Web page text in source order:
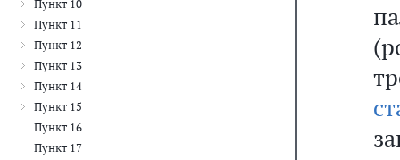
Пункт 10
Пункт 11
Пункт 12
Пункт 13
Пункт 14
Пункт 15
Пункт 16
Пункт 17